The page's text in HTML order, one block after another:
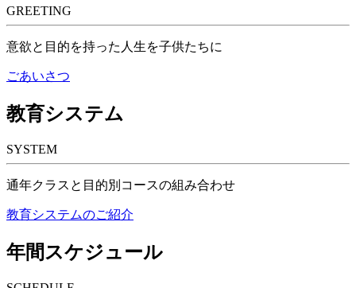
GREETING
意欲と目的を持った人生を子供たちに
ごあいさつ
教育システム
SYSTEM
通年クラスと目的別コースの組み合わせ
教育システムのご紹介
年間スケジュール